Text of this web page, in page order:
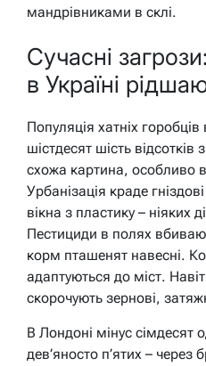
мандрівниками в склі.
Сучасні
в Україні
Популяція хатніх
шістдесят шість відсотків
схожа картина, особливо
Урбанізація краде
вікна з пластику – ніяких
Пестициди в полях
корм пташенят навесні.
адаптуються до міст.
скорочують зернові,
В Лондоні мінус сімдесят
дев’яносто п’ятих – через